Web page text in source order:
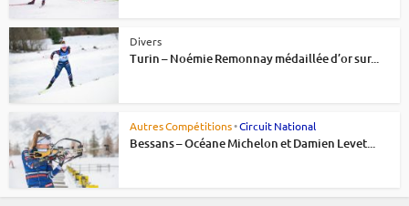
Divers
Turin – Noémie Remonnay médaillée d’or sur...
Autres Compétitions•Circuit National
Bessans – Océane Michelon et Damien Levet...